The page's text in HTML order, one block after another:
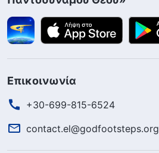
Επικοινωνία
+30-699-815-6524
contact.el@godfootsteps.org